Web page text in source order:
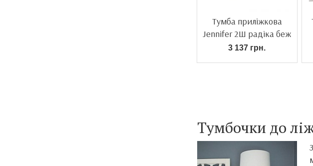
Тумба приліжкова
Jennifer 2Ш радіка беж
3 137 грн.
Тумбочки до